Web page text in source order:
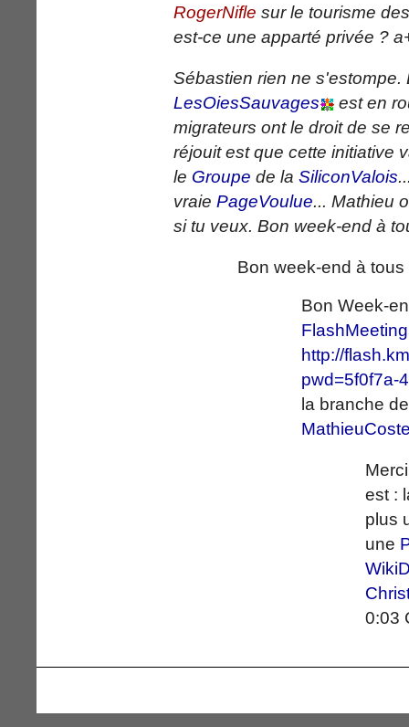
RogerNifle sur le tourisme
est-ce une apparté privée ?
Sébastien rien ne
LesOiesSauvages
est en
migrateurs ont le droit de se
réjouit est que cette initiative
le Groupe de la SiliconValois
vraie PageVoulue... Mathieu
si tu veux. Bon week-end à
Bon week-end à
Bon Week-
FlashMeeting
http://
pwd=5f0f7a-
la branche
est :
plus
une
0:03